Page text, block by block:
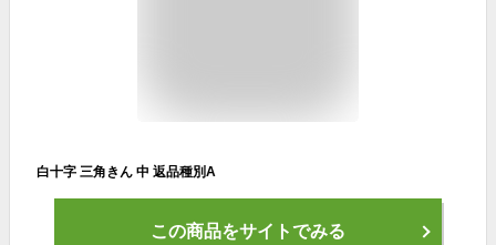
白十字 三角きん 中 返品種別A
この商品をサイトでみる